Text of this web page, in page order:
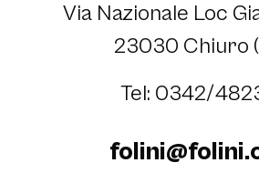
Via Nazionale Loc
23030 Chiuro
Tel: 0342/